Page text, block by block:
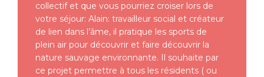
collectif et que vous pourriez croiser lors de
votre séjour: Alain: travailleur social et créateur
de lien dans l’âme, il pratique les sports de
plein air pour découvrir et faire découvrir la
nature sauvage environnante. Il souhaite par
ce projet permettre à tous les résidents ( ou